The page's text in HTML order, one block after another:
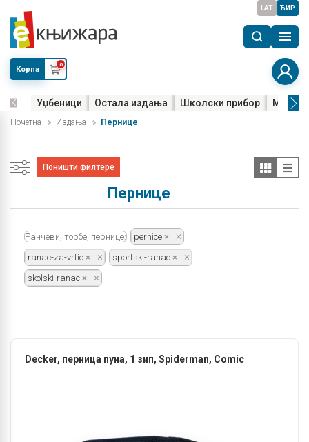
LAT ЋИР
Корпа
0
Уџбеници Остала издања Школски прибор Мала
Почетна Издања Пернице
Поништи филтере
Пернице
Ранчеви, торбе, пернице:
pernice
ranac-za-vrtic
sportski-ranac
skolski-ranac
Decker, перница пуна, 1 зип, Spiderman, Comic